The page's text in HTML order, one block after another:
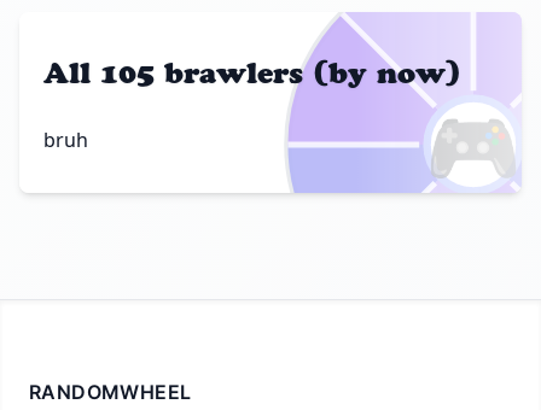
🎮
All 105 brawlers (by now)
bruh
RANDOMWHEEL